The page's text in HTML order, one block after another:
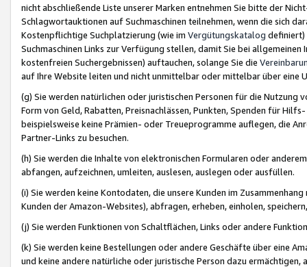
nicht abschließende Liste unserer Marken entnehmen Sie bitte der
Schlagwortauktionen auf Suchmaschinen teilnehmen, wenn die sich
Kostenpflichtige Suchplatzierung (wie im Vergütungskatalog definiert)
Suchmaschinen Links zur Verfügung stellen, damit Sie bei
kostenfreien Suchergebnissen) auftauchen, solange Sie die
auf Ihre Website leiten und nicht unmittelbar oder mittelbar über eine
(g) Sie werden natürlichen oder juristischen Personen für die Nutzung
Form von Geld, Rabatten, Preisnachlässen, Punkten, Spenden für
beispielsweise keine Prämien- oder Treueprogramme auflegen, die
Partner-Links zu besuchen.
(h) Sie werden die Inhalte von elektronischen Formularen oder
abfangen, aufzeichnen, umleiten, auslesen, auslegen oder ausfüllen.
(i) Sie werden keine Kontodaten, die unsere Kunden im
Kunden der Amazon-Websites), abfragen, erheben, einholen,
(j) Sie werden Funktionen von Schaltflächen, Links oder andere
(k) Sie werden keine Bestellungen oder andere Geschäfte über eine
und keine andere natürliche oder juristische Person dazu